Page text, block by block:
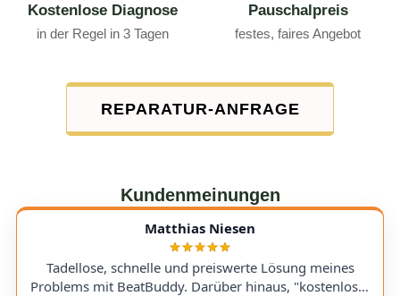
Kostenlose Diagnose
in der Regel in 3 Tagen
Pauschalpreis
festes, faires Angebot
REPARATUR-ANFRAGE
Kundenmeinungen
Matthias Niesen
Tadellose, schnelle und preiswerte Lösung meines
Problems mit BeatBuddy. Darüber hinaus, "kostenloser